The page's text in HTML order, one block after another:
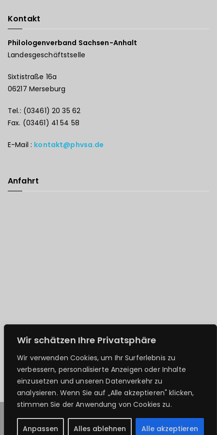
Wir schätzen Ihre Privatsphäre
Wir verwenden Cookies, um Ihr Surferlebnis zu
verbessern, personalisierte Anzeigen oder Inhalte
einzusetzen und unseren Datenverkehr zu
analysieren. Wenn Sie auf „Alle akzeptieren" klicken,
stimmen Sie der Anwendung von Cookies zu.
Anpassen Alles ablehnen Alle akzeptieren
Kontakt
Philologenverband Sachsen-Anhalt
Landesgeschäftstselle
Sixtistraße 16a
06217 Merseburg
Tel.: (03461) 20 35 62
Fax. (03461) 41 54 58
E-Mail : kontakt@phvsa.de
Anfahrt
Copyright © 2026PhVSA. Präsentiert vonZakraund
WordPress